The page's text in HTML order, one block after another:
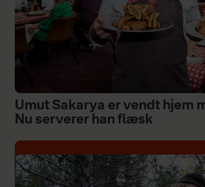
Umut Sakarya er vendt hjem
Nu serverer han flæsk